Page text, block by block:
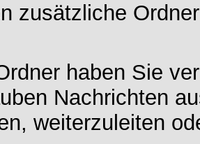
zusätzliche
haben Sie
Nachrichten
weiterzuleiten